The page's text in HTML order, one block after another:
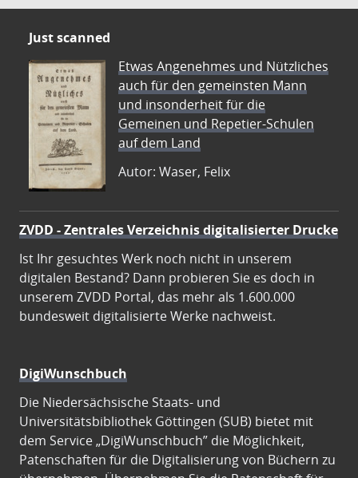
Just scanned
Etwas Angenehmes und Nützliches
auch für den gemeinsten Mann
und insonderheit für die
Gemeinen und Repetier-Schulen
auf dem Land
Autor: Waser, Felix
ZVDD - Zentrales Verzeichnis digitalisierter Drucke
Ist Ihr gesuchtes Werk noch nicht in unserem
digitalen Bestand? Dann probieren Sie es doch in
unserem ZVDD Portal, das mehr als 1.600.000
bundesweit digitalisierte Werke nachweist.
DigiWunschbuch
Die Niedersächsische Staats- und
Universitätsbibliothek Göttingen (SUB) bietet mit
dem Service „DigiWunschbuch” die Möglichkeit,
Patenschaften für die Digitalisierung von Büchern zu